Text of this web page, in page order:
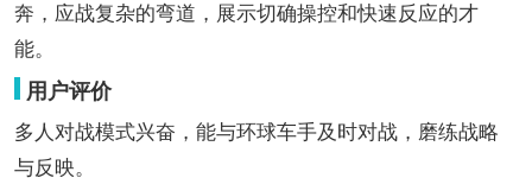
奔，应战复杂的弯道，展示切确操控和快速反应的才
能。
用户评价
多人对战模式兴奋，能与环球车手及时对战，磨练战略
与反映。